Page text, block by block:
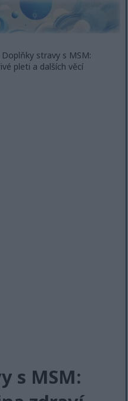
Doplňky stravy s MSM:
pleti a dalších věcí
s MSM: